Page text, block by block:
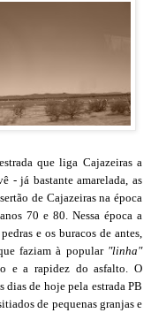
que liga Cajazeiras a
- já bastante amarelada, as
de Cajazeiras na época
70 e 80. Nessa época a
e os buracos de antes,
faziam à popular "linha"
e a rapidez do asfalto. O
dias de hoje pela estrada PB
de pequenas granjas e